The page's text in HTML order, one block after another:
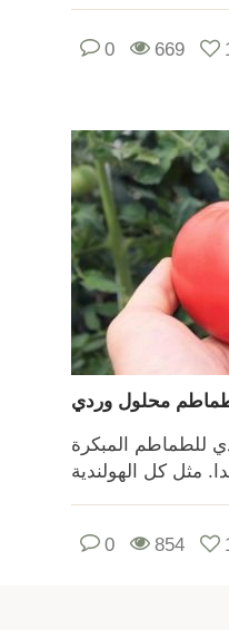
0 669
محلول وردي
للطماطم المبكرة
0 854